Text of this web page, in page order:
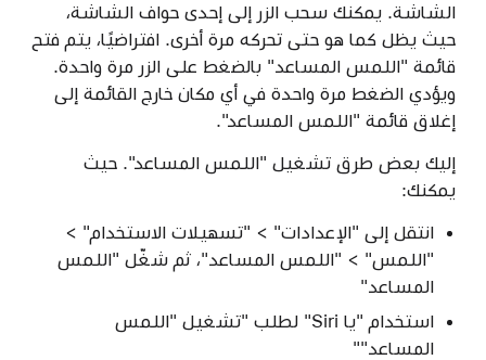
الشاشة. يمكنك سحب الزر إلى إحدى حواف الشاشة،
حيث يظل كما هو حتى تحركه مرة أخرى. افتراضيًا، يتم فتح
قائمة "اللمس المساعد" بالضغط على الزر مرة واحدة.
ويؤدي الضغط مرة واحدة في أي مكان خارج القائمة إلى
إغلاق قائمة "اللمس المساعد".
إليك بعض طرق تشغيل "اللمس المساعد". حيث
يمكنك:
انتقل إلى "الإعدادات" > "تسهيلات الاستخدام" >
"اللمس" > "اللمس المساعد"، ثم شغّل "اللمس
المساعد"
استخدام "يا Siri" لطلب "تشغيل "اللمس
المساعد""